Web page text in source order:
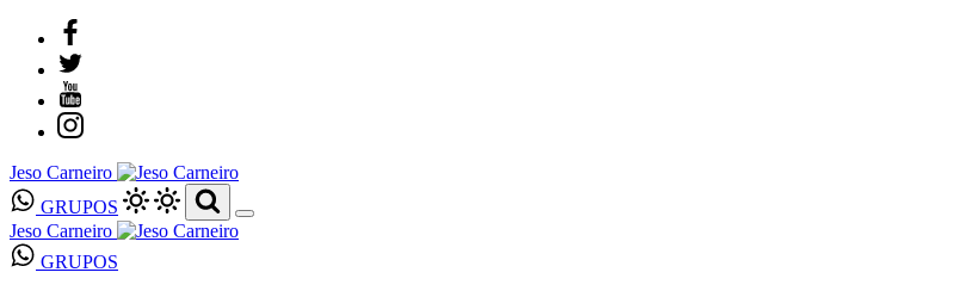
Jeso Carneiro
GRUPOS
Jeso Carneiro
GRUPOS